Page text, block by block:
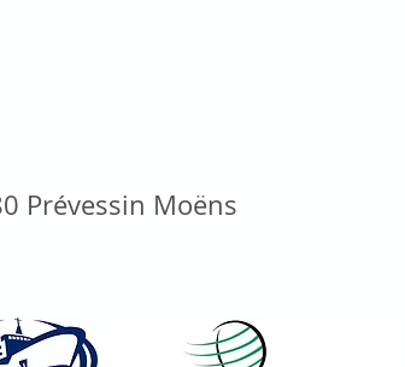
Prévessin Moëns